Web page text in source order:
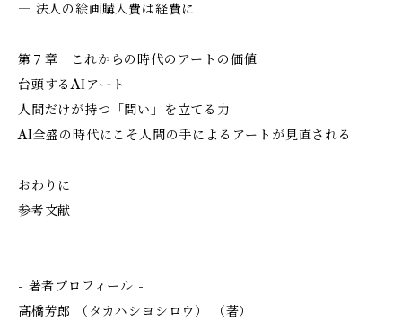
― 法人の絵画購入費は経費に
第７章 これからの時代のアートの価値
台頭するAIアート
人間だけが持つ「問い」を立てる力
AI全盛の時代にこそ人間の手によるアートが見直される
おわりに
参考文献
- 著者プロフィール -
髙橋芳郎 （タカハシヨシロウ） （著）